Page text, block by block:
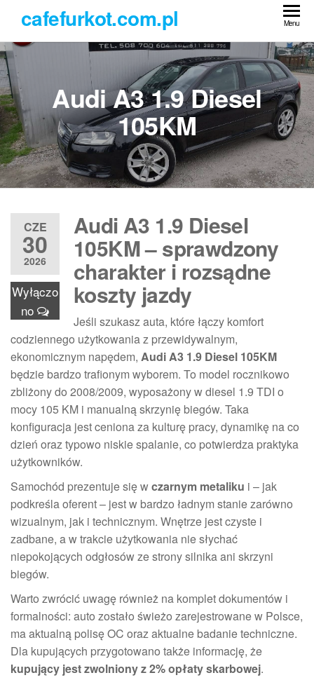
treści
cafefurkot.com.pl Menu
Audi A3 1.9 Diesel
105KM
CZE
30
2026
Wyłączo
no
Audi A3 1.9 Diesel
105KM – sprawdzony
charakter i rozsądne
koszty jazdy
Jeśli szukasz auta, które łączy komfort
codziennego użytkowania z przewidywalnym,
ekonomicznym napędem, Audi A3 1.9 Diesel 105KM
będzie bardzo trafionym wyborem. To model rocznikowo
zbliżony do 2008/2009, wyposażony w diesel 1.9 TDI o
mocy 105 KM i manualną skrzynię biegów. Taka
konfiguracja jest ceniona za kulturę pracy, dynamikę na co
dzień oraz typowo niskie spalanie, co potwierdza praktyka
użytkowników.
Samochód prezentuje się wczarnym metaliku i – jak
podkreśla oferent – jest w bardzo ładnym stanie zarówno
wizualnym, jak i technicznym. Wnętrze jest czyste i
zadbane, a w trakcie użytkowania nie słychać
niepokojących odgłosów ze strony silnika ani skrzyni
biegów.
Warto zwrócić uwagę również na komplet dokumentów i
formalności: auto zostało świeżo zarejestrowane w Polsce,
ma aktualną polisę OC oraz aktualne badanie techniczne.
Dla kupujących przygotowano także informację, że
kupujący jest zwolniony z 2% opłaty skarbowej.